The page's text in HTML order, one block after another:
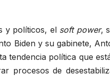
y políticos, el soft power,
Biden y su gabinete,
tendencia política que
procesos de